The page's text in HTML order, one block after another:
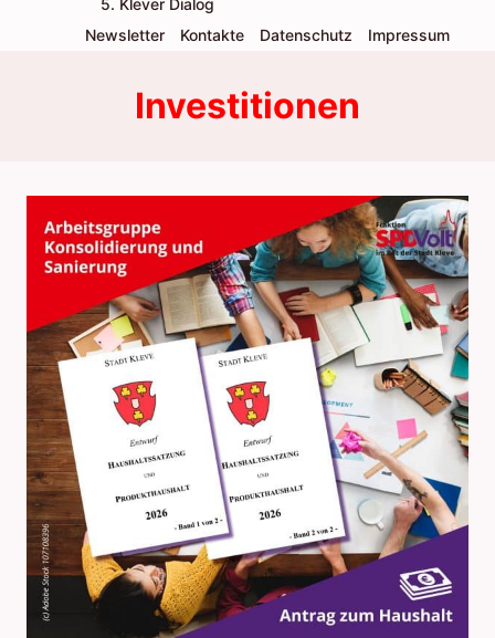
5. Klever Dialog
Newsletter
Kontakte Datenschutz Impressum
Investitionen